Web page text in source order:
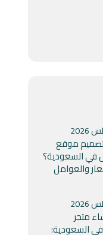
موقع
في السعودية؟
والعوامل
متجر
في السعودية: